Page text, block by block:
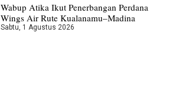
Wabup Atika Ikut Penerbangan Perdana
Wings Air Rute Kualanamu–Madina
Sabtu, 1 Agustus 2026